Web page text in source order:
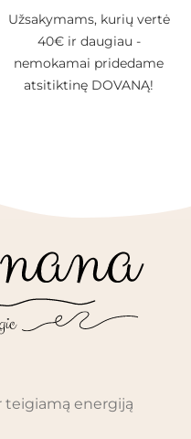
Užsakymams, kurių vertė
40€ ir daugiau -
nemokamai pridedame
atsitiktinę DOVANĄ!
teigiamą energiją